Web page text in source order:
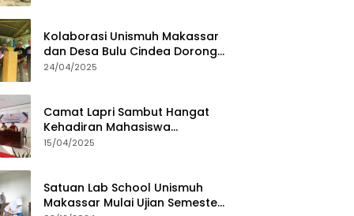
Kolaborasi Unismuh Makassar
dan Desa Bulu Cindea Dorong
Sentra Garam Industri
24/04/2025
Camat Lapri Sambut Hangat
Kehadiran Mahasiswa
PoltekMu
15/04/2025
Satuan Lab School Unismuh
Makassar Mulai Ujian Semester,